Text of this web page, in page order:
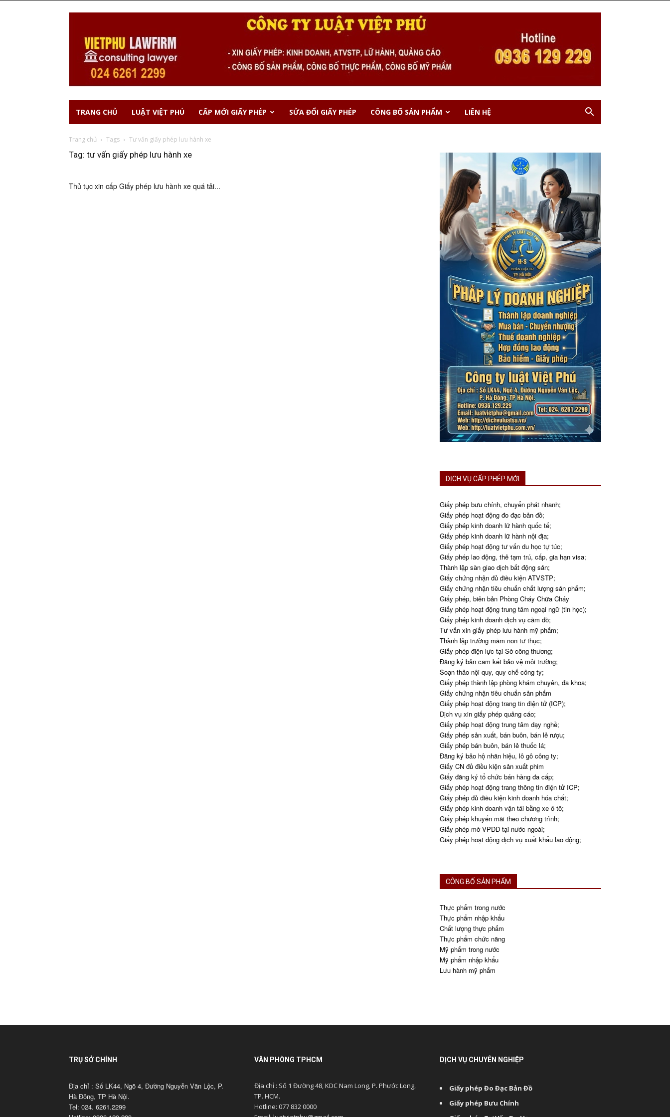
TRANG CHỦ LUẬT VIỆT PHÚ CẤP MỚI GIẤY PHÉP SỬA ĐỔI GIẤY PHÉP CÔNG BỐ SẢN PHẨM LIÊN HỆ
Trang chủ Tags Tư vấn giấy phép lưu hành xe
Tag: tư vấn giấy phép lưu hành xe
Thủ tục xin cấp Giấy phép lưu hành xe quá tải...
DỊCH VỤ CẤP PHÉP MỚI
Giấy phép bưu chính, chuyển phát nhanh;
Giấy phép hoạt động đo đạc bản đồ;
Giấy phép kinh doanh lữ hành quốc tế;
Giấy phép kinh doanh lữ hành nội địa;
Giấy phép hoạt động tư vấn du học tự túc;
Giấy phép lao động, thẻ tạm trú, cấp, gia hạn visa;
Thành lập sàn giao dịch bất động sản;
Giấy chứng nhận đủ điều kiện ATVSTP;
Giấy chứng nhận tiêu chuẩn chất lượng sản phẩm;
Giấy phép, biên bản Phòng Cháy Chữa Cháy
Giấy phép hoạt động trung tâm ngoại ngữ (tin học);
Giấy phép kinh doanh dịch vụ cầm đồ;
Tư vấn xin giấy phép lưu hành mỹ phẩm;
Thành lập trường mầm non tư thục;
Giấy phép điện lực tại Sở công thương;
Đăng ký bản cam kết bảo vệ môi trường;
Soạn thảo nội quy, quy chế công ty;
Giấy phép thành lập phòng khám chuyên, đa khoa;
Giấy chứng nhận tiêu chuẩn sản phẩm
Giấy phép hoạt động trang tin điện tử (ICP);
Dịch vụ xin giấy phép quảng cáo;
Giấy phép hoạt động trung tâm dạy nghề;
Giấy phép sản xuất, bán buôn, bán lẻ rượu;
Giấy phép bán buôn, bán lẻ thuốc lá;
Đăng ký bảo hộ nhãn hiệu, lô gô công ty;
Giấy CN đủ điều kiện sản xuất phim
Giấy đăng ký tổ chức bán hàng đa cấp;
Giấy phép hoạt động trang thông tin điện tử ICP;
Giấy phép đủ điều kiện kinh doanh hóa chất;
Giấy phép kinh doanh vận tải bằng xe ô tô;
Giấy phép khuyến mãi theo chương trình;
Giấy phép mở VPĐD tại nước ngoài;
Giấy phép hoạt động dịch vụ xuất khẩu lao động;
CÔNG BỐ SẢN PHẨM
Thực phẩm trong nước
Thực phẩm nhập khẩu
Chất lượng thực phẩm
Thực phẩm chức năng
Mỹ phẩm trong nước
Mỹ phẩm nhập khẩu
Lưu hành mỹ phẩm
TRỤ SỞ CHÍNH
Địa chỉ : Số LK44, Ngõ 4, Đường Nguyễn Văn Lộc, P.
Hà Đông, TP Hà Nội.
Tel: 024. 6261.2299
VĂN PHÒNG TPHCM
Địa chỉ : Số 1 Đường 48, KDC Nam Long, P. Phước Long,
TP. HCM.
Hotline: 077 832 0000
DỊCH VỤ CHUYÊN NGHIỆP
Giấy phép Đo Đạc Bản Đồ
Giấy phép Bưu Chính